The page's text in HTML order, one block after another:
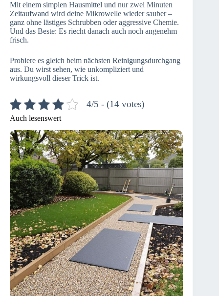
Mit einem simplen Hausmittel und nur zwei Minuten
Zeitaufwand wird deine Mikrowelle wieder sauber –
ganz ohne lästiges Schrubben oder aggressive Chemie.
Und das Beste: Es riecht danach auch noch angenehm
frisch.
Probiere es gleich beim nächsten Reinigungsdurchgang
aus. Du wirst sehen, wie unkompliziert und
wirkungsvoll dieser Trick ist.
4/5 - (14 votes)
Auch lesenswert